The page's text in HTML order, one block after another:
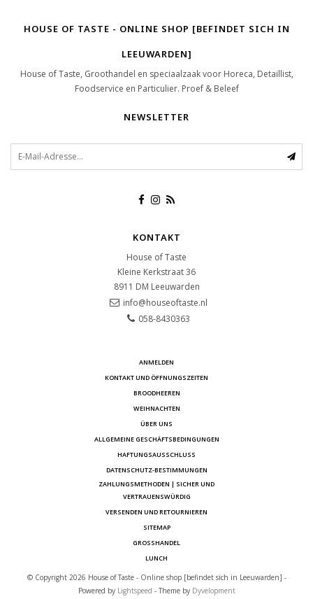
HOUSE OF TASTE - ONLINE SHOP [BEFINDET SICH IN
LEEUWARDEN]
House of Taste, Groothandel en speciaalzaak voor Horeca, Detaillist,
Foodservice en Particulier. Proef & Beleef
NEWSLETTER
KONTAKT
House of Taste
Kleine Kerkstraat 36
8911 DM Leeuwarden
info@houseoftaste.nl
058-8430363
ANMELDEN
KONTAKT UND ÖFFNUNGSZEITEN
BROODHEEREN
WEIHNACHTEN
ÜBER UNS
ALLGEMEINE GESCHÄFTSBEDINGUNGEN
HAFTUNGSAUSSCHLUSS
DATENSCHUTZ-BESTIMMUNGEN
ZAHLUNGSMETHODEN | SICHER UND
VERTRAUENSWÜRDIG
VERSENDEN UND RETOURNIEREN
SITEMAP
GROSSHANDEL
LUNCH
© Copyright 2026 House of Taste - Online shop [befindet sich in Leeuwarden] -
Powered by Lightspeed - Theme by Dyvelopment